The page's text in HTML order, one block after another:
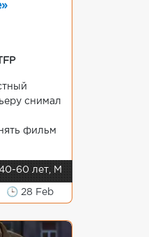
TFP
снимал
фильм
60 лет, М
🕒 28 Feb